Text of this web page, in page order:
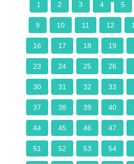
1
2 3 4 5
9 10 11 12
16 17 18 19
23 24 25 26
30 31 32 33
37 38 39 40
44 45 46 47
51 52 53 54